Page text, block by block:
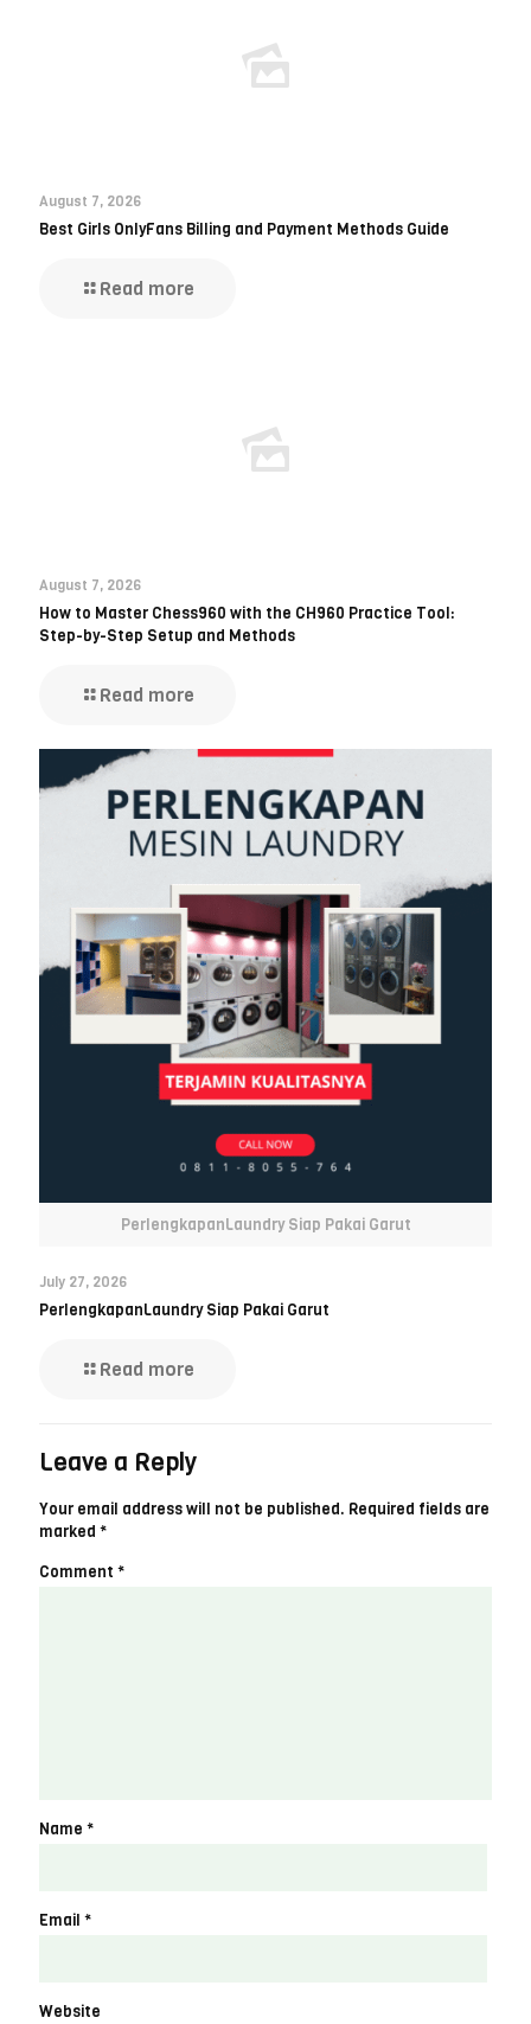
August 7, 2026
Best Girls OnlyFans Billing and Payment Methods Guide
Read more
August 7, 2026
How to Master Chess960 with the CH960 Practice Tool:
Step-by-Step Setup and Methods
Read more
PerlengkapanLaundry Siap Pakai Garut
July 27, 2026
PerlengkapanLaundry Siap Pakai Garut
Read more
Leave a Reply
Your email address will not be published. Required fields are
marked *
Comment *
Name *
Email *
Website